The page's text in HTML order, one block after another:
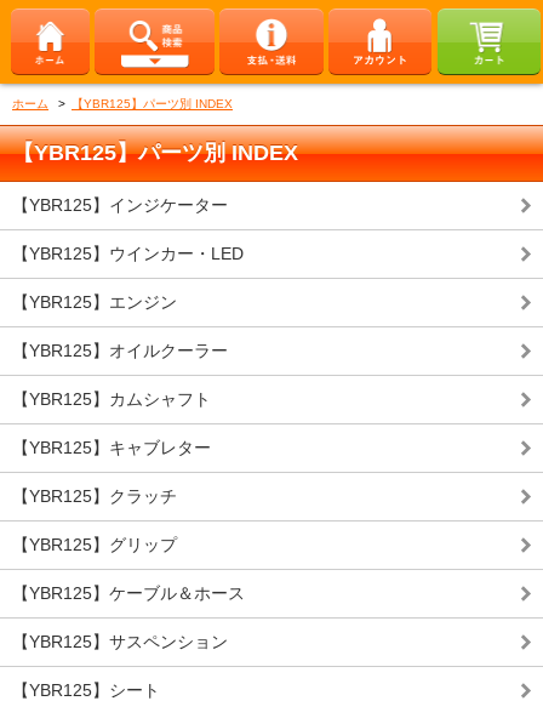
ホーム > 【YBR125】パーツ別 INDEX
【YBR125】パーツ別 INDEX
【YBR125】インジケーター
【YBR125】ウインカー・LED
【YBR125】エンジン
【YBR125】オイルクーラー
【YBR125】カムシャフト
【YBR125】キャブレター
【YBR125】クラッチ
【YBR125】グリップ
【YBR125】ケーブル＆ホース
【YBR125】サスペンション
【YBR125】シート